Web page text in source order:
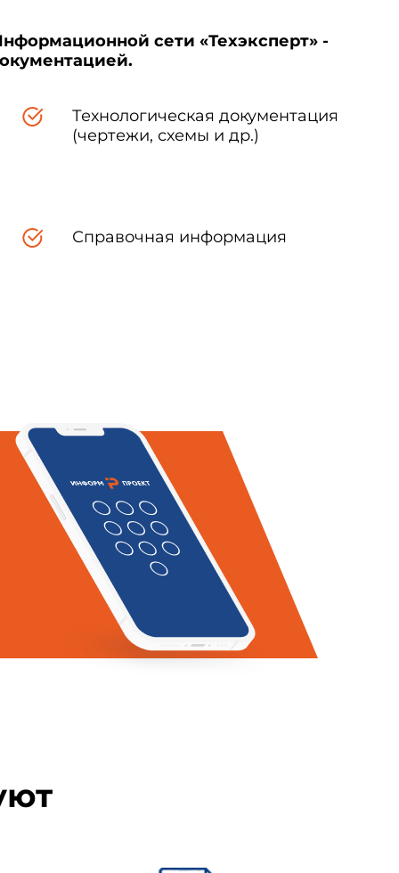
работ, а также границы
опасности должна
требования:
и без применения
сети «Техэксперт» -
Технологическая документация
(чертежи, схемы и др.)
Справочная информация